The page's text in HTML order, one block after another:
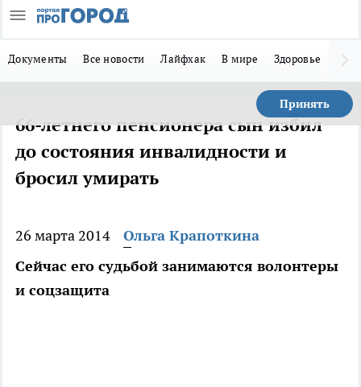
Документы Все новости Лайфхак В мире Здоровье
Принять
66-летнего пенсионера сын избил
до состояния инвалидности и
бросил умирать
26 марта 2014
Ольга Крапоткина
Сейчас его судьбой занимаются волонтеры
и соцзащита